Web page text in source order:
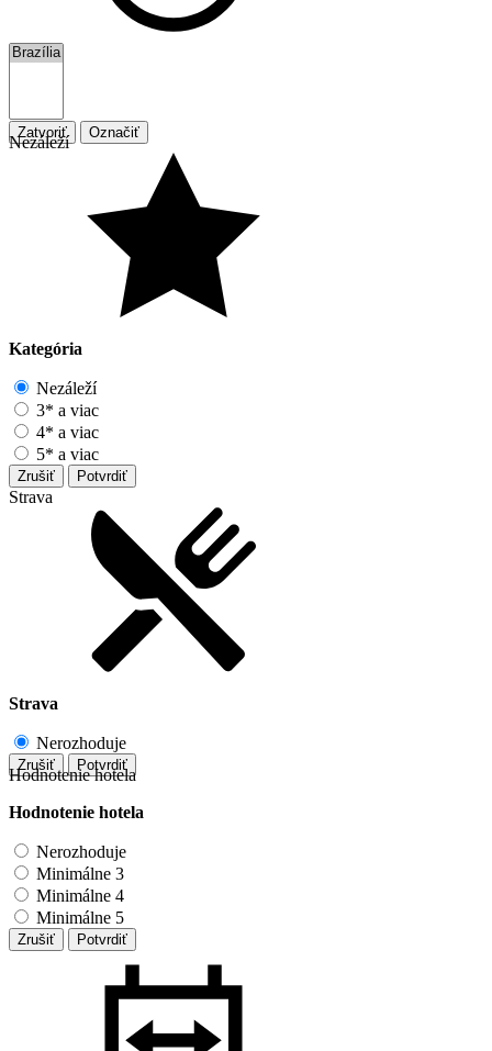
Zatvoriť Označiť
Nezáleží
Kategória
Nezáleží
3* a viac
4* a viac
5* a viac
Zrušiť Potvrdiť
Strava
Strava
Nerozhoduje
Zrušiť Potvrdiť
Hodnotenie hotela
Hodnotenie hotela
Nerozhoduje
Minimálne 3
Minimálne 4
Minimálne 5
Zrušiť Potvrdiť